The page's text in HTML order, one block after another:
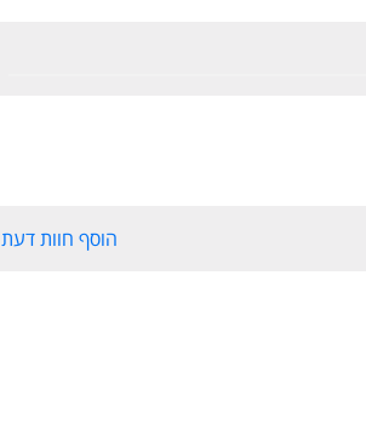
הוסף חוות דעת